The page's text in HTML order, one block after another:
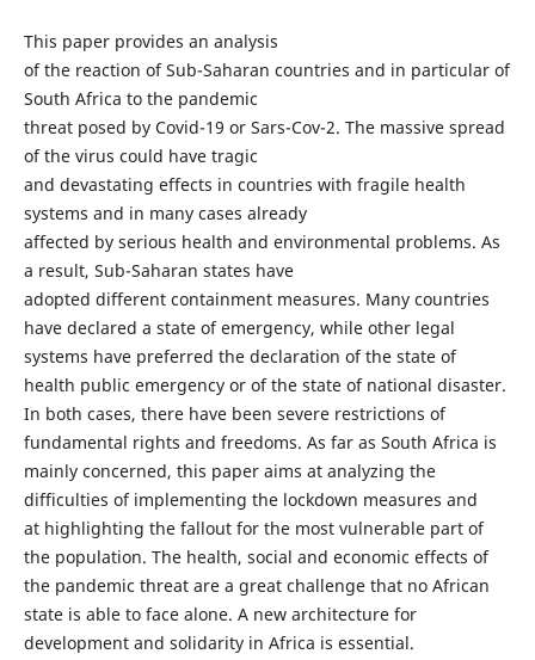
This paper provides an analysis
of the reaction of Sub-Saharan countries and in particular of
South Africa to the pandemic
threat posed by Covid-19 or Sars-Cov-2. The massive spread
of the virus could have tragic
and devastating effects in countries with fragile health
systems and in many cases already
affected by serious health and environmental problems. As
a result, Sub-Saharan states have
adopted different containment measures. Many countries
have declared a state of emergency, while other legal
systems have preferred the declaration of the state of
health public emergency or of the state of national disaster.
In both cases, there have been severe restrictions of
fundamental rights and freedoms. As far as South Africa is
mainly concerned, this paper aims at analyzing the
difficulties of implementing the lockdown measures and
at highlighting the fallout for the most vulnerable part of
the population. The health, social and economic effects of
the pandemic threat are a great challenge that no African
state is able to face alone. A new architecture for
development and solidarity in Africa is essential.